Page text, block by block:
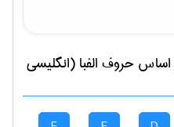
اساس حروف الفبا (انگلیسی